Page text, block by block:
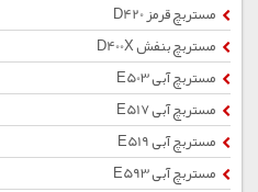
مستربچ قرمز D420
مستربچ بنفش D400X
مستربچ آبی E503
مستربچ آبی E517
مستربچ آبی E519
مستربچ آبی E593